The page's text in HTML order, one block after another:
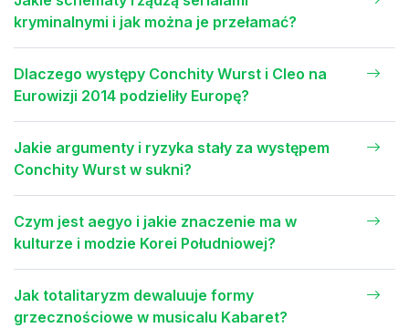
kryminalnymi i jak można je przełamać?
Dlaczego występy Conchity Wurst i Cleo na
Eurowizji 2014 podzieliły Europę?
Jakie argumenty i ryzyka stały za występem
Conchity Wurst w sukni?
Czym jest aegyo i jakie znaczenie ma w
kulturze i modzie Korei Południowej?
Jak totalitaryzm dewaluuje formy
grzecznościowe w musicalu Kabaret?